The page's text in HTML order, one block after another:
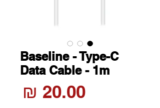
Baseline - Type-C
Data Cable - 1m